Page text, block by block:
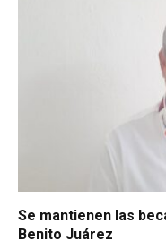
Se mantienen las
Benito Juárez